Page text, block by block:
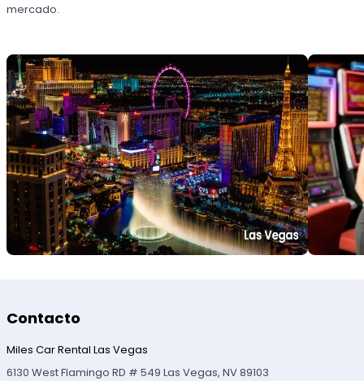
mercado.
Contacto
Miles Car Rental Las Vegas
6130 West Flamingo RD # 549 Las Vegas, NV 89103